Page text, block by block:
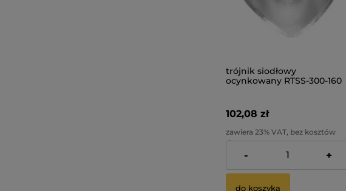
trójnik siodłowy
ocynkowany RTSS-300-160
102,08 zł
zawiera 23% VAT, bez kosztów
dostawy
Cena netto:
82,99 zł
- +
do koszyka